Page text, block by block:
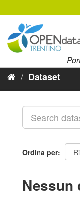
al
contenuto
Dataset
Ordina per
Nessun